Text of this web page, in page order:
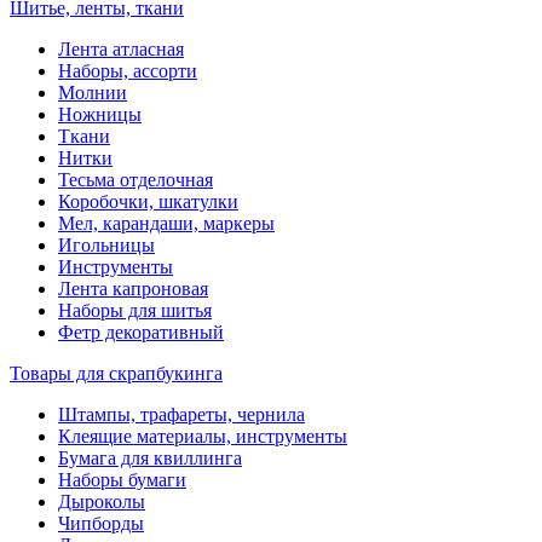
Шитье, ленты, ткани
Лента атласная
Наборы, ассорти
Молнии
Ножницы
Ткани
Нитки
Тесьма отделочная
Коробочки, шкатулки
Мел, карандаши, маркеры
Игольницы
Инструменты
Лента капроновая
Наборы для шитья
Фетр декоративный
Товары для скрапбукинга
Штампы, трафареты, чернила
Клеящие материалы, инструменты
Бумага для квиллинга
Наборы бумаги
Дыроколы
Чипборды